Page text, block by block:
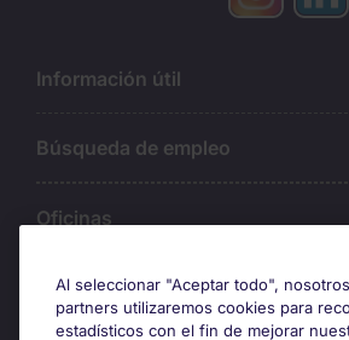
Información útil
Búsqueda de empleo
Oficinas
Sobre Michael Page
Al seleccionar "Aceptar todo",
partners utilizaremos cookies para
estadísticos con el fin de mejorar